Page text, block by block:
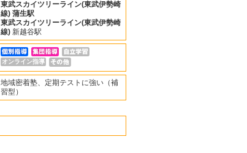
東武スカイツリーライン(東武伊勢崎
線) 蒲生駅
東武スカイツリーライン(東武伊勢崎
線) 新越谷駅
オンライン指導
地域密着塾、定期テストに強い（補
習型）